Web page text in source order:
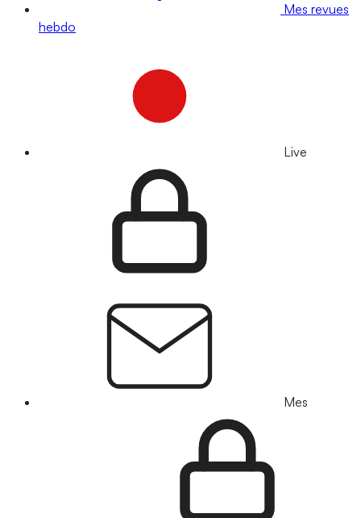
Mes revues
hebdo
Live
Mes